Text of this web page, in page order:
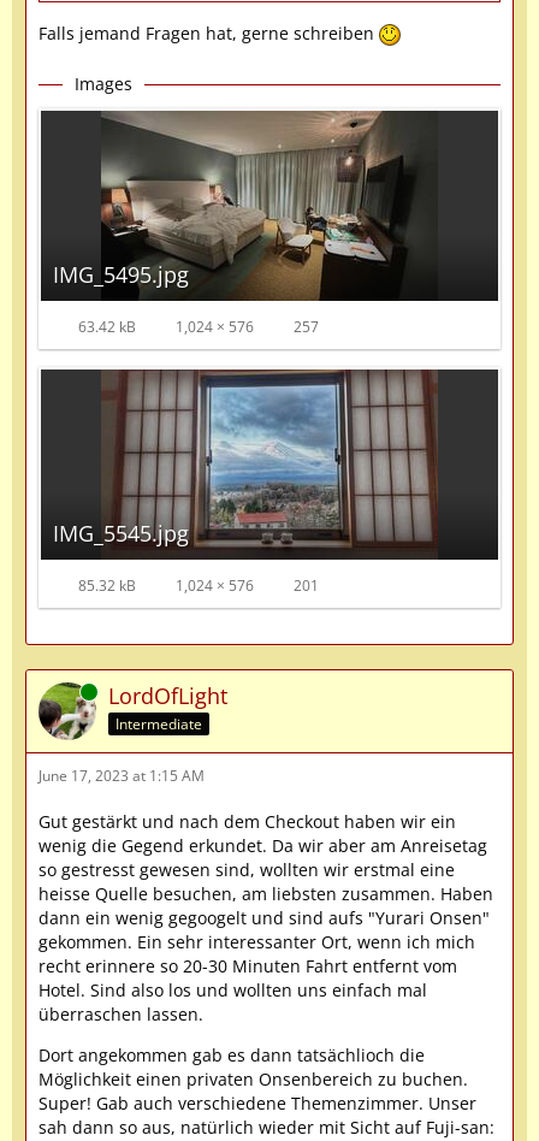
Falls jemand Fragen hat, gerne schreiben
Images
IMG_5495.jpg
63.42 kB 1,024 × 576 257
IMG_5545.jpg
85.32 kB 1,024 × 576 201
Online LordOfLight
Intermediate
June 17, 2023 at 1:15 AM
Gut gestärkt und nach dem Checkout haben wir ein
wenig die Gegend erkundet. Da wir aber am Anreisetag
so gestresst gewesen sind, wollten wir erstmal eine
heisse Quelle besuchen, am liebsten zusammen. Haben
dann ein wenig gegoogelt und sind aufs "Yurari Onsen"
gekommen. Ein sehr interessanter Ort, wenn ich mich
recht erinnere so 20-30 Minuten Fahrt entfernt vom
Hotel. Sind also los und wollten uns einfach mal
überraschen lassen.
Dort angekommen gab es dann tatsächlioch die
Möglichkeit einen privaten Onsenbereich zu buchen.
Super! Gab auch verschiedene Themenzimmer. Unser
sah dann so aus, natürlich wieder mit Sicht auf Fuji-san: